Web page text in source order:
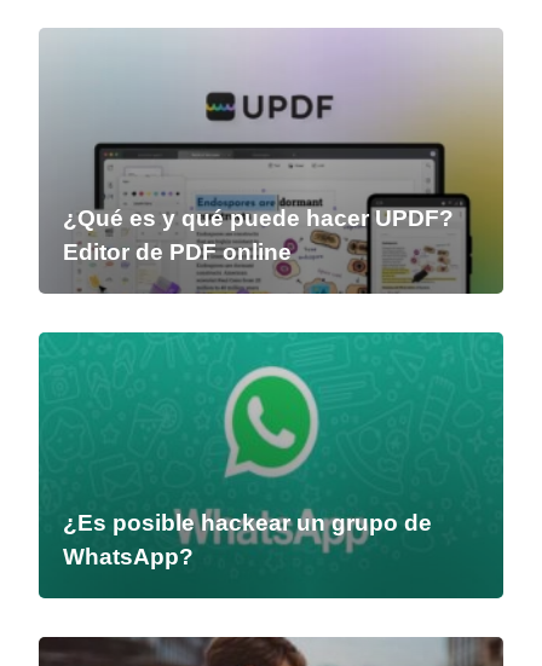
¿Qué es y qué puede hacer UPDF?
Editor de PDF online
¿Es posible hackear un grupo de
WhatsApp?